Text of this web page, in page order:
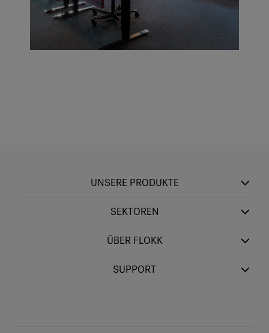
UNSERE PRODUKTE
SEKTOREN
ÜBER FLOKK
SUPPORT